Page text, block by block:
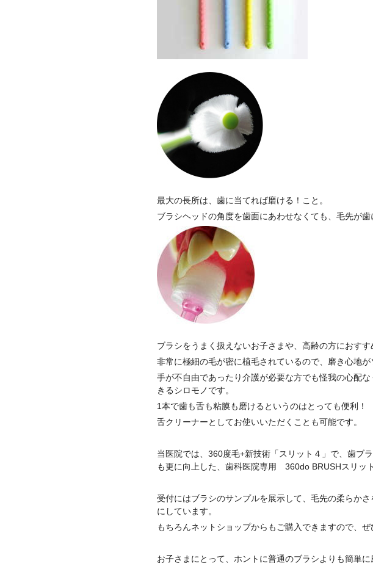
最大の長所は、歯に当てれば磨ける！こと。
ブラシヘッドの角度を歯面にあわせなくても、毛先が歯
ブラシをうまく扱えないお子さまや、高齢の方におすす
非常に極細の毛が密に植毛されているので、磨き心地が
手が不自由であったり介護が必要な方でも怪我の心配
きるシロモノです。
1本で歯も舌も粘膜も磨けるというのはとっても便利！
舌クリーナーとしてお使いいただくことも可能です。
当医院では、360度毛+新技術「スリット４」で、歯ブ
も更に向上した、歯科医院専用 360do BRUSHスリッ
受付にはブラシのサンプルを展示して、毛先の柔らか
にしています。
もちろんネットショップからもご購入できますので、ぜ
お子さまにとって、ホントに普通のブラシよりも簡単